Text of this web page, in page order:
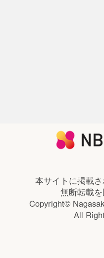
本サイトに掲載
無断転載を
Copyright©
All